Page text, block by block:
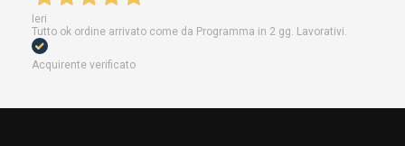
Ieri
Tutto ok ordine arrivato come da Programma in 2 gg. Lavorativi.
Acquirente verificato